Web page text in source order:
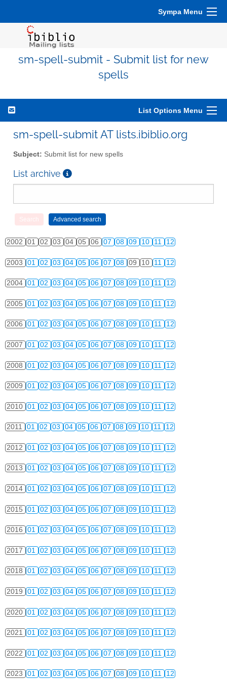
Sympa Menu
sm-spell-submit - Submit list for new
spells
List Options Menu
sm-spell-submit AT lists.ibiblio.org
Subject: Submit list for new spells
List archive
2002 01 02 03 04 05 06 07 08 09 10 11 12
2003 01 02 03 04 05 06 07 08 09 10 11 12
2004 01 02 03 04 05 06 07 08 09 10 11 12
2005 01 02 03 04 05 06 07 08 09 10 11 12
2006 01 02 03 04 05 06 07 08 09 10 11 12
2007 01 02 03 04 05 06 07 08 09 10 11 12
2008 01 02 03 04 05 06 07 08 09 10 11 12
2009 01 02 03 04 05 06 07 08 09 10 11 12
2010 01 02 03 04 05 06 07 08 09 10 11 12
2011 01 02 03 04 05 06 07 08 09 10 11 12
2012 01 02 03 04 05 06 07 08 09 10 11 12
2013 01 02 03 04 05 06 07 08 09 10 11 12
2014 01 02 03 04 05 06 07 08 09 10 11 12
2015 01 02 03 04 05 06 07 08 09 10 11 12
2016 01 02 03 04 05 06 07 08 09 10 11 12
2017 01 02 03 04 05 06 07 08 09 10 11 12
2018 01 02 03 04 05 06 07 08 09 10 11 12
2019 01 02 03 04 05 06 07 08 09 10 11 12
2020 01 02 03 04 05 06 07 08 09 10 11 12
2021 01 02 03 04 05 06 07 08 09 10 11 12
2022 01 02 03 04 05 06 07 08 09 10 11 12
2023 01 02 03 04 05 06 07 08 09 10 11 12